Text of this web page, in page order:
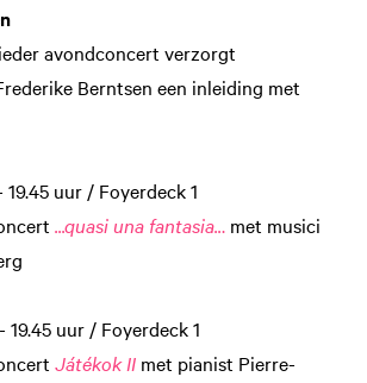
avondconcert verzorgt
Berntsen een inleiding met
19.45 uur / Foyerdeck 1
...quasi una fantasia... met musici
19.45 uur / Foyerdeck 1
Játékok II met pianist Pierre-